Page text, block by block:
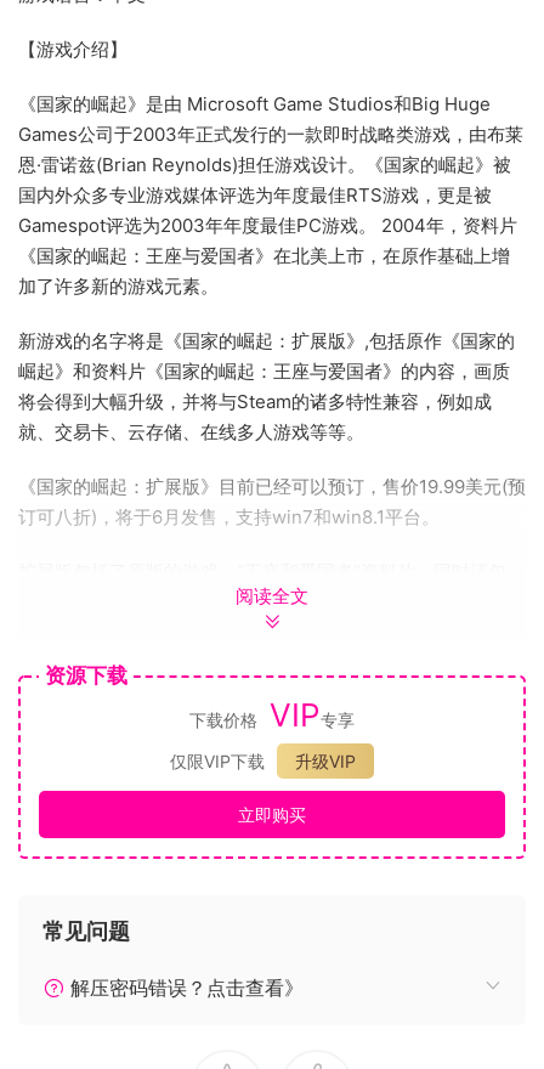
【游戏介绍】
《国家的崛起》是由 Microsoft Game Studios和Big Huge
Games公司于2003年正式发行的一款即时战略类游戏，由布莱
恩·雷诺兹(Brian Reynolds)担任游戏设计。《国家的崛起》被
国内外众多专业游戏媒体评选为年度最佳RTS游戏，更是被
Gamespot评选为2003年年度最佳PC游戏。 2004年，资料片
《国家的崛起：王座与爱国者》在北美上市，在原作基础上增
加了许多新的游戏元素。
新游戏的名字将是《国家的崛起：扩展版》,包括原作《国家的
崛起》和资料片《国家的崛起：王座与爱国者》的内容，画质
将会得到大幅升级，并将与Steam的诸多特性兼容，例如成
就、交易卡、云存储、在线多人游戏等等。
《国家的崛起：扩展版》目前已经可以预订，售价19.99美元(预
订可八折)，将于6月发售，支持win7和win8.1平台。
-提升的水效果
-提升的材质
-全屏幕抗锯齿
-Steamworks的全面支持
-多人排位赛
-成就
-扩展功能
-Twitch兼容
阅读全文
资源下载
下载价格 VIP专享
仅限VIP下载
升级VIP
立即购买
常见问题
解压密码错误？点击查看》